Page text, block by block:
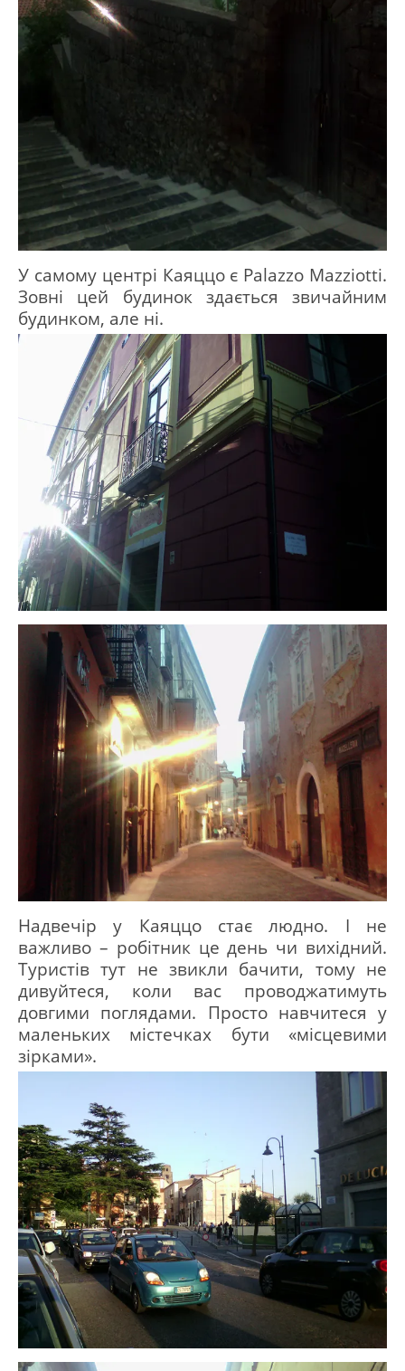
У самому центрі Каяццо є Palazzo Mazziotti.
Зовні цей будинок здається звичайним
будинком, але ні.
Надвечір у Каяццо стає людно.
І не
важливо – робітник це день чи вихідний.
Туристів тут не звикли бачити, тому не
дивуйтеся, коли вас проводжатимуть
довгими поглядами. Просто навчитеся у
маленьких містечках бути «місцевими
зірками».